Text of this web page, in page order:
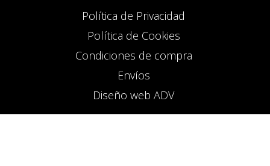
Política de Privacidad
Política de Cookies
Condiciones de compra
Envíos
Diseño web ADV